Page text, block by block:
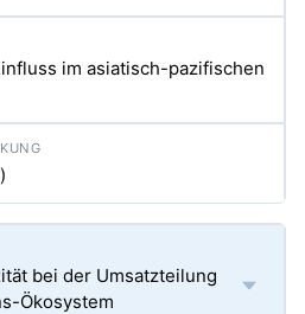
im asiatisch-pazifischen
bei der Umsatzteilung
Ökosystem